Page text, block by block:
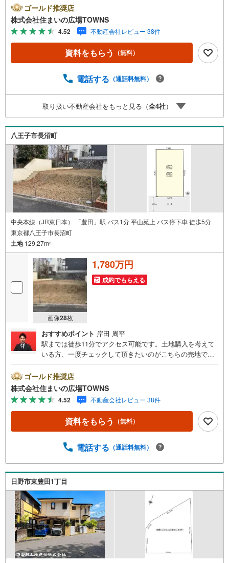
生活を送ることができ、静かな生活に適しています。日当
たりを重視している方に適した南側道路になります。駅ま
では徒歩11分でアクセス可能です。周辺環境が好条件でニ
ーズの高い住宅用地です。【年中無休/9:00～21:00】人気
物件は特にお問い合わせが集中するため、お早めにお電話
下さい。「室内・現地を見学する」ボタンよりご予約頂く
ります。○住宅ローンのご相談○ライフプランのシミュレー
ッフが親身になってお客様に合った物件をご紹介させて頂
きます！ /他社様掲載物件も併せてご紹介可能ですのでお気
軽にお問い合わせ下さい♪駐車場もございますので、お車
でのお越しも大歓迎です！
ゴールド推奨店
株式会社住まいの広場TOWNS
4.52 不動産会社レビュー 38件
資料をもらう （無料）
電話する （通話料無料）
取り扱い不動産会社をもっと見る（全4社）
八王子市長沼町
中央本線（JR東日本） 「豊田」駅 バス1分 平山苑上 バス停下車 徒歩5分
東京都八王子市長沼町
土地129.27m2
画像28枚
1,780万円
成約でもらえる
おすすめポイント 岸田 周平
駅までは徒歩11分でアクセス可能です。土地購入を考えて
いる方、一度チェックして頂きたいのがこちらの売地で
ニーズの高いエリアにあります。土地面積は129.27平米
（公簿）です。第一種低層住居専用地域では主に1～2階建
ての低層住宅がゆったりと立ち並ぶような住宅街が形成さ
れる傾向にあります。【年中無休/9:00～21:00】人気物件
は特にお問い合わせが集中するため、お早めにお電話下さ
い。「室内・現地を見学する」ボタンよりご予約頂くとご
す。○住宅ローンのご相談○ライフプランのシミュレーショ
が親身になってお客様に合った物件をご紹介させて頂きま
す！ /他社様掲載物件も併せてご紹介可能ですのでお気軽に
お問い合わせ下さい♪駐車場もございますので、お車での
お越しも大歓迎です！
ゴールド推奨店
株式会社住まいの広場TOWNS
4.52 不動産会社レビュー 38件
資料をもらう （無料）
電話する （通話料無料）
日野市東豊田1丁目